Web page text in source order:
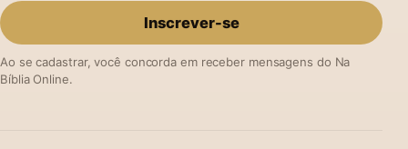
Inscrever-se
Ao se cadastrar, você concorda em receber mensagens do Na
Bíblia Online.